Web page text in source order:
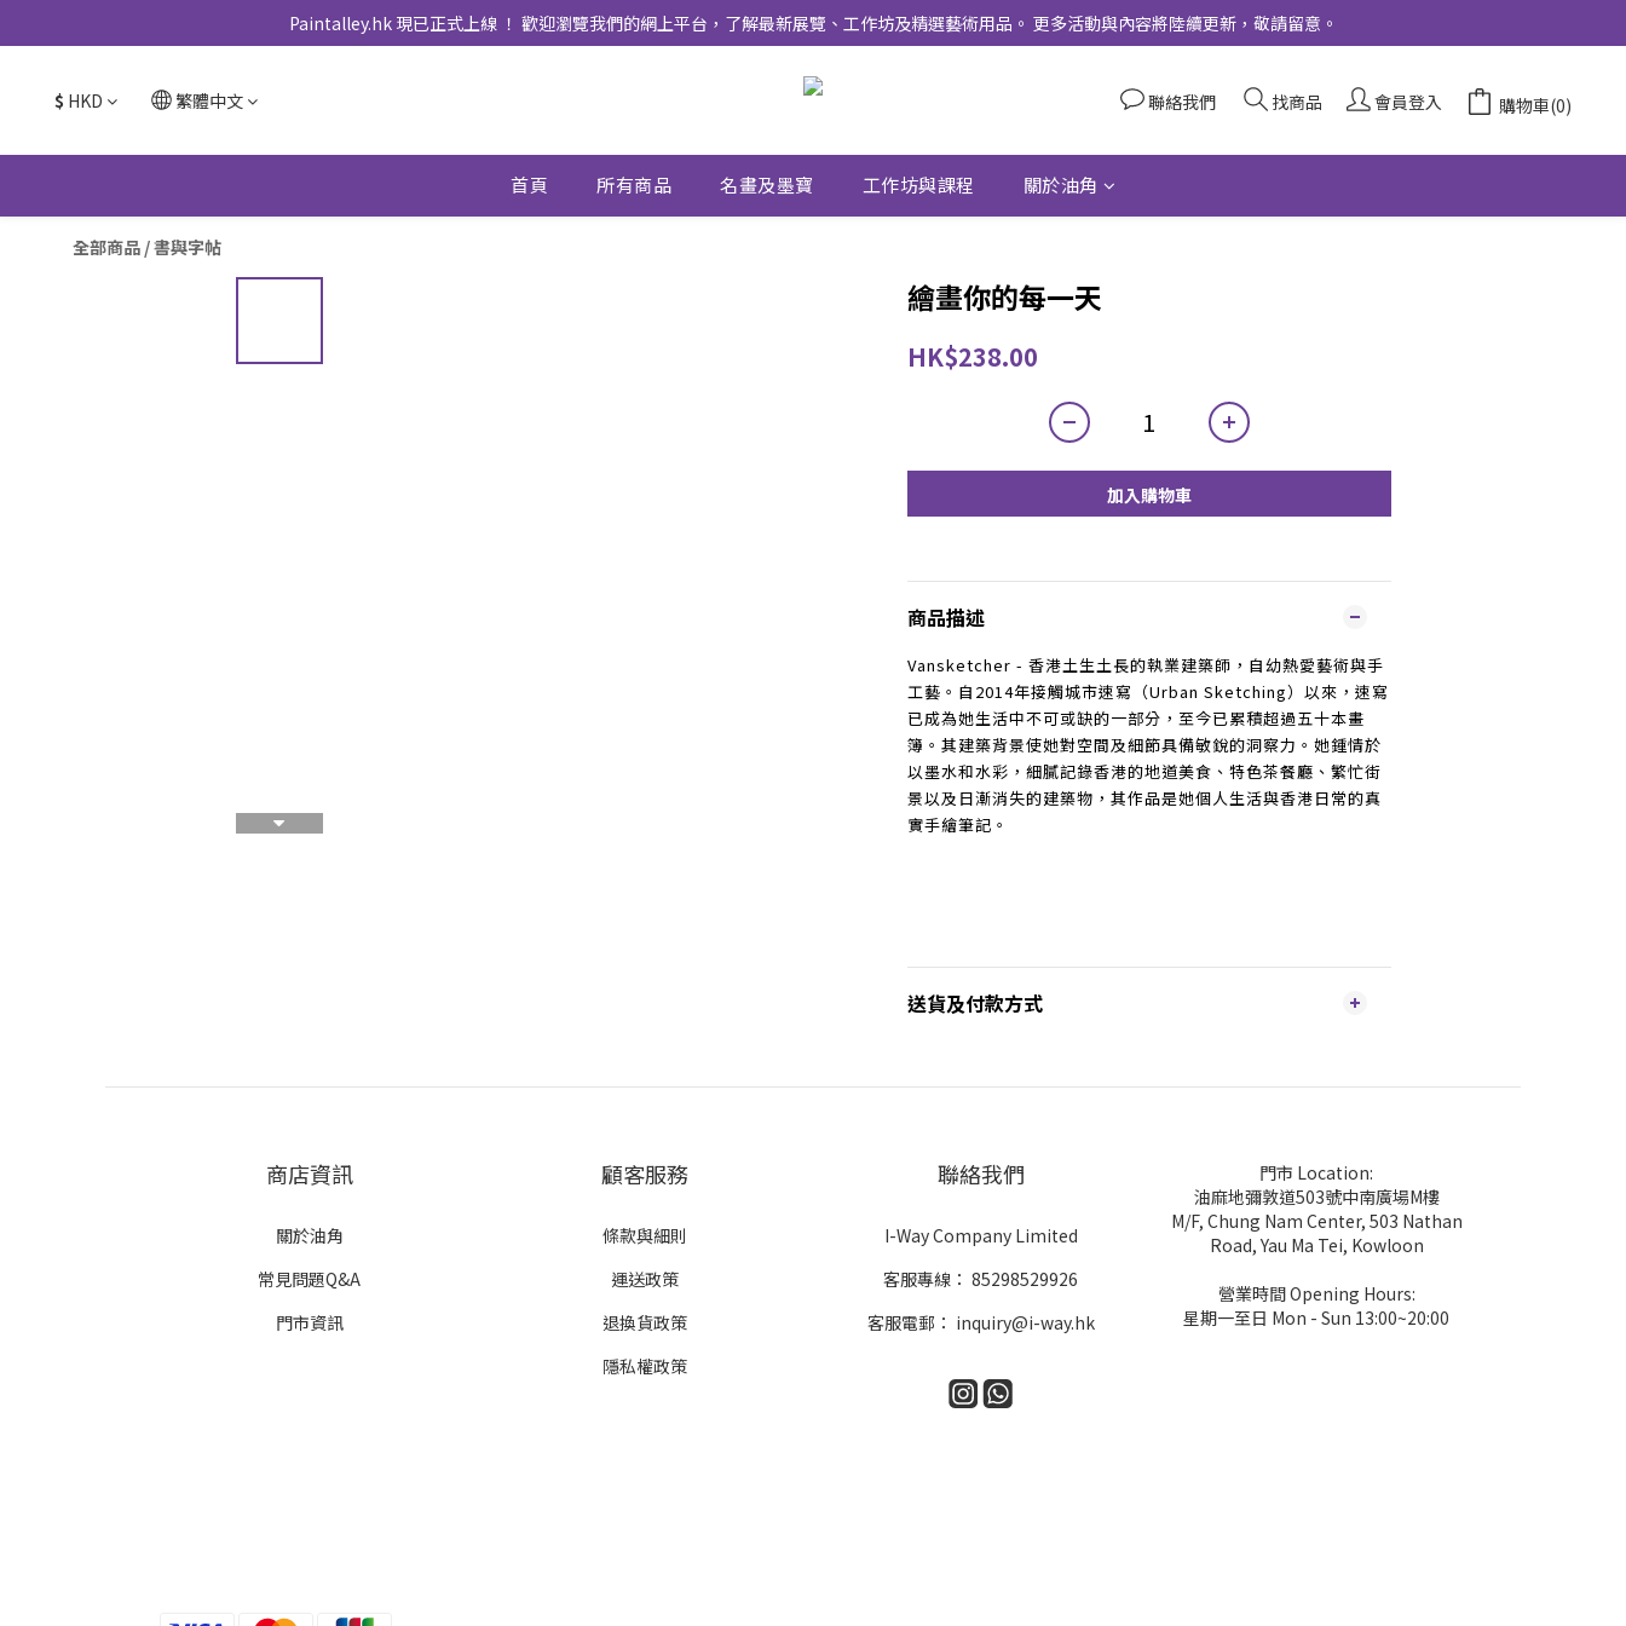
Paintalley.hk 現已正式上線 ！ 歡迎瀏覽我們的網上平台，了解最新展覽、工作坊及精選藝術用品。 更多活動與內容將陸續更新，敬請留意。
$ HKD 繁體中文 聯絡我們 找商品 會員登入 購物車(0)
首頁 所有商品 名畫及墨寶 工作坊與課程 關於油角
全部商品 /書與字帖
繪畫你的每一天
HK$238.00
加入購物車
商品描述
Vansketcher - 香港土生土長的執業建築師，自幼熱愛藝術與手
工藝。自2014年接觸城市速寫（Urban Sketching）以來，速寫
已成為她生活中不可或缺的一部分，至今已累積超過五十本畫
簿。其建築背景使她對空間及細節具備敏銳的洞察力。她鍾情於
以墨水和水彩，細膩記錄香港的地道美食、特色茶餐廳、繁忙街
景以及日漸消失的建築物，其作品是她個人生活與香港日常的真
實手繪筆記。
送貨及付款方式
商店資訊
關於油角
常見問題Q&A
門市資訊
顧客服務
條款與細則
運送政策
退換貨政策
隱私權政策
聯絡我們
I-Way Company Limited
客服專線：85298529926
客服電郵： inquiry@i-way.hk
門市 Location:
油麻地彌敦道503號中南廣場M樓
M/F, Chung Nam Center, 503 Nathan
Road, Yau Ma Tei, Kowloon
營業時間 Opening Hours:
星期一至日 Mon - Sun 13:00~20:00